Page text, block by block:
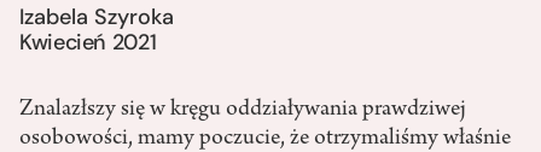
Izabela Szyroka
Kwiecień 2021
Znalazłszy się w kręgu oddziaływania prawdziwej
osobowości, mamy poczucie, że otrzymaliśmy właśnie